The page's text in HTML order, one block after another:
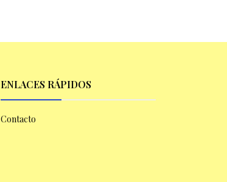
ENLACES RÁPIDOS
Contacto